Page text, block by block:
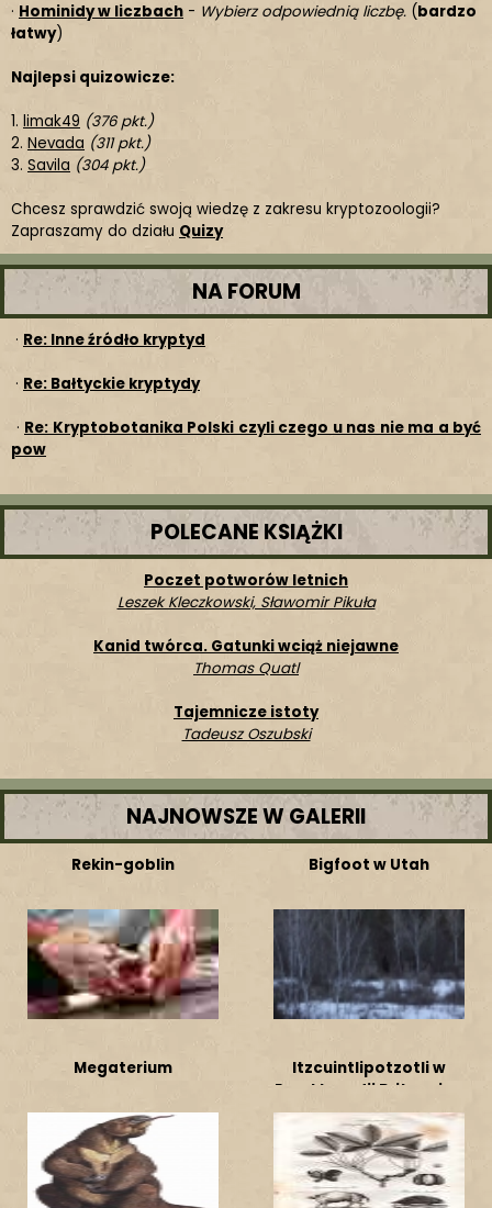
· Hominidy w liczbach - Wybierz odpowiednią liczbę. (bardzo
łatwy)
Najlepsi quizowicze:
1. limak49 (376 pkt.)
2. Nevada (311 pkt.)
3. Savila (304 pkt.)
Chcesz sprawdzić swoją wiedzę z zakresu kryptozoologii?
Zapraszamy do działu Quizy
NA FORUM
· Re: Inne źródło kryptyd
· Re: Bałtyckie kryptydy
· Re: Kryptobotanika Polski czyli czego u nas nie ma a być
pow
POLECANE KSIĄŻKI
Poczet potworów letnich
Leszek Kleczkowski, Sławomir Pikuła
Kanid twórca. Gatunki wciąż niejawne
Thomas Quatl
Tajemnicze istoty
Tadeusz Oszubski
NAJNOWSZE W GALERII
Rekin-goblin Bigfoot w Utah
Megaterium
Itzcuintlipotzotli w
Encyklopedii Britannica